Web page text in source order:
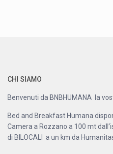
CHI SIAMO
Benvenuti da BNBHUMANA la
Bed and Breakfast Humana
Camera a Rozzano a 100 mt
di BILOCALI a un km da